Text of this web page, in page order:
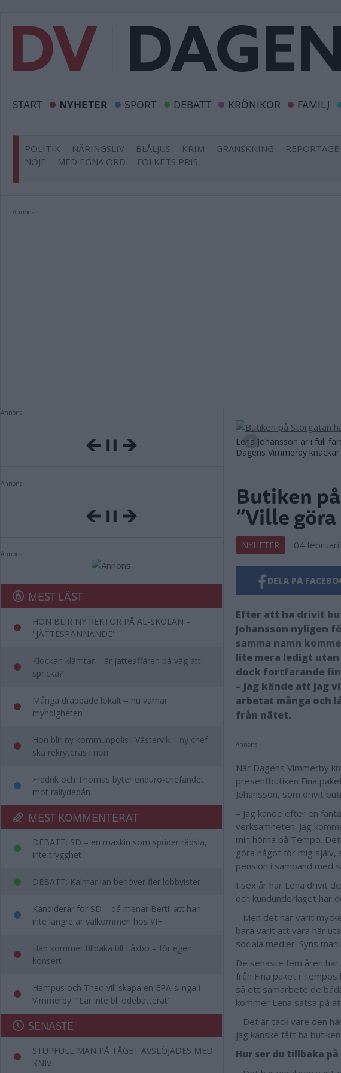
START NYHETER SPORT DEBATT KRÖNIKOR FAMILJ
POLITIK NÄRINGSLIV BLÅLJUS KRIM GRANSKNING REPORTAGE
NÖJE
MED EGNA ORD FOLKETS PRIS
Annons:
Annons:
Annons:
Annons:
MEST LÄST
HON BLIR NY REKTOR PÅ AL-SKOLAN –
"JÄTTESPÄNNANDE"
Klockan klämtar – är jätteaffären på väg att
spricka?
Många drabbade lokalt – nu varnar
myndigheten
Hon blir ny kommunpolis i Västervik – ny chef
ska rekryteras i norr
Fredrik och Thomas byter enduro-chefandet
mot rallydepån
MEST KOMMENTERAT
DEBATT: SD – en maskin som sprider rädsla,
inte trygghet
DEBATT: Kalmar län behöver fler lobbyister
Kandiderar för SD – då menar Bertil att han
inte längre är välkommen hos VIF
Han kommer tillbaka till Låxbo – för egen
konsert
Hampus och Theo vill skapa en EPA-slinga i
Vimmerby: "Lär inte bli odebatterat"
SENASTE
STUPFULL MAN PÅ TÅGET AVSLÖJADES MED
KNIV
Lena Johansson är i full
Dagens Vimmerby
Butiken
”Ville
NYHETER 04
DELA PÅ
Efter att ha drivit
Johansson nyligen
samma namn
lite mera ledigt
dock fortfarande
– Jag kände att jag
arbetat många och
från nätet.
Annons:
När Dagens Vimmerby
presentbutiken Fina
Johansson, som drivit
– Jag kände efter en
verksamheten. Jag
min hörna på Tempo.
göra något för mig
pension i samband med
I sex år har Lena drivit
och kundunderlaget har
– Men det har varit
bara varit att vara här
sociala medier. Syns
De senaste fem åren
från Fina paket i
så ett samarbete de
kommer Lena satsa på
– Det är tack vare den
jag kanske fått ha
Hur ser du tillbaka